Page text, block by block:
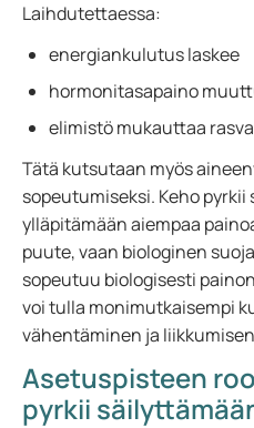
Laihdutettaessa:
energiankulutus laskee
hormonitasapaino
elimistö mukauttaa
Tätä kutsutaan myös
sopeutumiseksi. Keho
ylläpitämään aiempaa
puute, vaan biologinen
sopeutuu biologisesti
voi tulla monimutkaisempi
vähentäminen ja
Asetuspisteen
pyrkii